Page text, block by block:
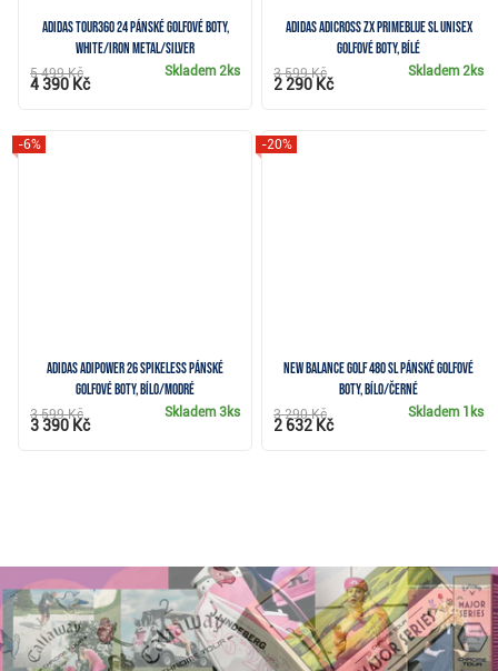
Adidas Tour360 24 pánské golfové boty,
white/iron metal/silver
Skladem2ks
5 499 Kč
4 390 Kč
Adidas Adicross ZX Primeblue SL unisex
golfové boty, bílé
Skladem2ks
3 599 Kč
2 290 Kč
Adidas Adipower 26 Spikeless pánské
golfové boty, bílo/modré
-6%
Skladem3ks
3 599 Kč
3 390 Kč
New Balance Golf 480 SL pánské golfové
boty, bílo/černé
-20%
Skladem 1ks
3 290 Kč
2 632 Kč